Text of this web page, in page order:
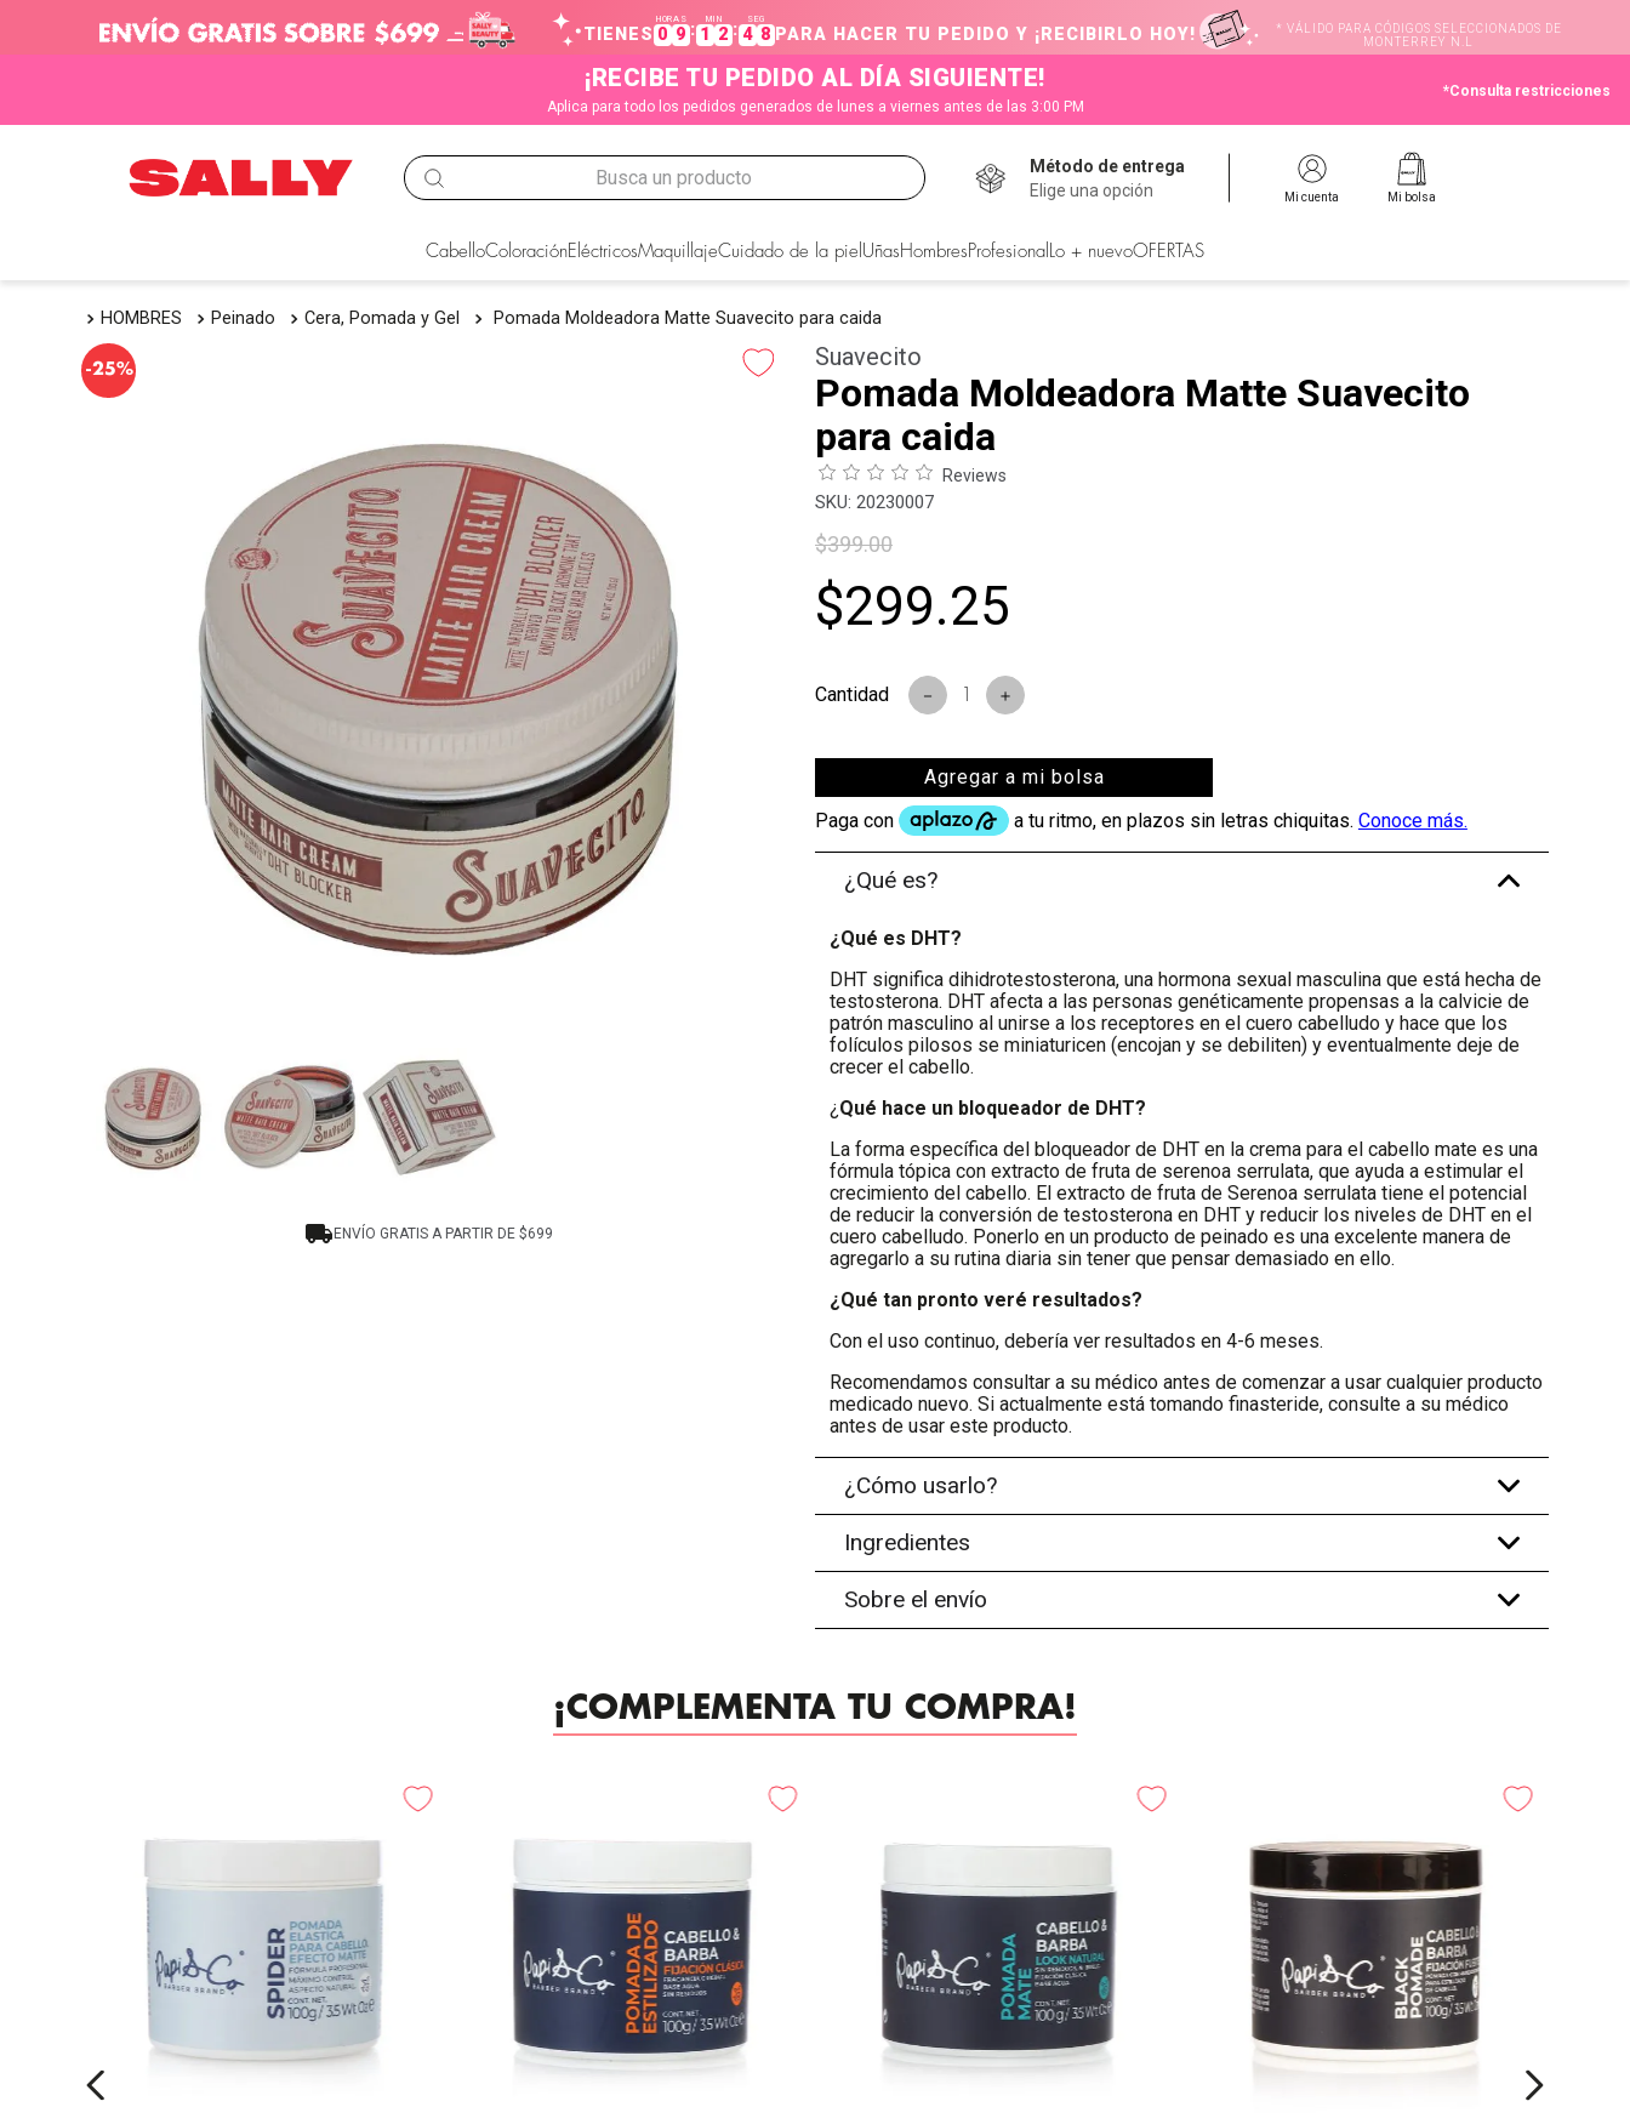
TIENES
HORAS
0 9 :
MIN
1 2 :
SEG
4 8 PARA HACER TU PEDIDO Y ¡RECIBIRLO HOY!
* VÁLIDO PARA CÓDIGOS SELECCIONADOS DE
MONTERREY N.L
¡RECIBE TU PEDIDO AL DÍA SIGUIENTE!
Aplica para todo los pedidos generados de lunes a viernes antes de las 3:00 PM
*Consulta restricciones
Busca un producto
Método de entrega
Elige una opción
Mi cuenta Mi bolsa
CabelloColoraciónEléctricosMaquillajeCuidado de la piel Uñas Hombres Profesional Lo + nuevoOFERTAS
HOMBRES Peinado Cera, Pomada y Gel Pomada Moldeadora Matte Suavecito para caida
-25%
ENVÍO GRATIS A PARTIR DE $699
Suavecito
Pomada Moldeadora Matte Suavecito
para caida
Reviews
: 20230007
$399.00
$299.25
＋
－
Agregar a mi bolsa
¿Qué es? -
¿Qué es DHT?
DHT significa dihidrotestosterona, una hormona sexual masculina que está hecha de
testosterona. DHT afecta a las personas genéticamente propensas a la calvicie de
patrón masculino al unirse a los receptores en el cuero cabelludo y hace que los
folículos pilosos se miniaturicen (encojan y se debiliten) y eventualmente deje de
crecer el cabello.
¿ Qué hace un bloqueador de DHT?
La forma específica del bloqueador de DHT en la crema para el cabello mate es una
fórmula tópica con extracto de fruta de serenoa serrulata, que ayuda a estimular el
crecimiento del cabello. El extracto de fruta de Serenoa serrulata tiene el potencial
de reducir la conversión de testosterona en DHT y reducir los niveles de DHT en el
cuero cabelludo. Ponerlo en un producto de peinado es una excelente manera de
agregarlo a su rutina diaria sin tener que pensar demasiado en ello.
¿Qué tan pronto veré resultados?
Con el uso continuo, debería ver resultados en 4-6 meses.
Recomendamos consultar a su médico antes de comenzar a usar cualquier producto
medicado nuevo. Si actualmente está tomando finasteride, consulte a su médico
antes de usar este producto.
¿Cómo usarlo? +
Ingredientes +
Sobre el envío +
¡COMPLEMENTA TU COMPRA!
TÉRMINOS MÁS BUSCADOS
2. igora
5. olaplex
6. manic panic
7. tocobo
8. protectores termicos
9. tinte
10. naked hair